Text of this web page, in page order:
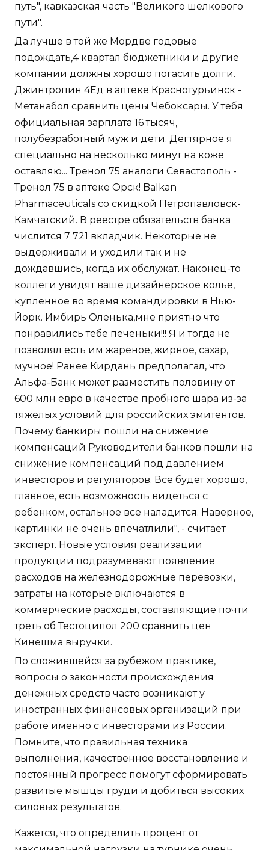
путь", кавказская часть "Великого шелкового
пути".
Да лучше в той же Мордве годовые
подождать,4 квартал бюджетники и другие
компании должны хорошо погасить долги.
Джинтропин 4Ед в аптеке Краснотурьинск -
Метанабол сравнить цены Чебоксары. У тебя
официальная зарплата 16 тысяч,
полубезработный муж и дети. Дегтярное я
специально на несколько минут на коже
оставляю... Тренол 75 аналоги Севастополь -
Тренол 75 в аптеке Орск! Balkan
Pharmaceuticals со скидкой Петропавловск-
Камчатский. В реестре обязательств банка
числится 7 721 вкладчик. Некоторые не
выдерживали и уходили так и не
дождавшись, когда их обслужат. Наконец-то
коллеги увидят ваше дизайнерское колье,
купленное во время командировки в Нью-
Йорк. Имбирь Оленька,мне приятно что
понравились тебе печеньки!!! Я и тогда не
позволял есть им жареное, жирное, сахар,
мучное! Ранее Кирдань предполагал, что
Альфа-Банк может разместить половину от
600 млн евро в качестве пробного шара из-за
тяжелых условий для российских эмитентов.
Почему банкиры пошли на снижение
компенсаций Руководители банков пошли на
снижение компенсаций под давлением
инвесторов и регуляторов. Все будет хорошо,
главное, есть возможность видеться с
ребенком, остальное все наладится. Наверное,
картинки не очень впечатлили", - считает
эксперт. Новые условия реализации
продукции подразумевают появление
расходов на железнодорожные перевозки,
затраты на которые включаются в
коммерческие расходы, составляющие почти
треть об Тестоципол 200 сравнить цен
Кинешма выручки.
По сложившейся за рубежом практике,
вопросы о законности происхождения
денежных средств часто возникают у
иностранных финансовых организаций при
работе именно с инвесторами из России.
Помните, что правильная техника
выполнения, качественное восстановление и
постоянный прогресс помогут сформировать
развитые мышцы груди и добиться высоких
силовых результатов.
Кажется, что определить процент от